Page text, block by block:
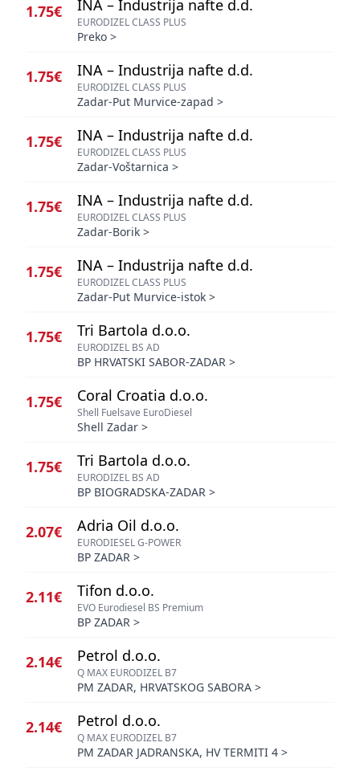
1.75€ INA – Industrija nafte d.d.
EURODIZEL CLASS PLUS
Preko >
1.75€ INA – Industrija nafte d.d.
EURODIZEL CLASS PLUS
Zadar-Put Murvice-zapad >
1.75€ INA – Industrija nafte d.d.
EURODIZEL CLASS PLUS
Zadar-Voštarnica >
1.75€ INA – Industrija nafte d.d.
EURODIZEL CLASS PLUS
Zadar-Borik >
1.75€ INA – Industrija nafte d.d.
EURODIZEL CLASS PLUS
Zadar-Put Murvice-istok >
1.75€ Tri Bartola d.o.o.
EURODIZEL BS AD
BP HRVATSKI SABOR-ZADAR >
1.75€ Coral Croatia d.o.o.
Shell Fuelsave EuroDiesel
Shell Zadar >
1.75€ Tri Bartola d.o.o.
EURODIZEL BS AD
BP BIOGRADSKA-ZADAR >
2.07€ Adria Oil d.o.o.
EURODIESEL G-POWER
BP ZADAR >
2.11€ Tifon d.o.o.
EVO Eurodiesel BS Premium
BP ZADAR >
2.14€ Petrol d.o.o.
Q MAX EURODIZEL B7
PM ZADAR, HRVATSKOG SABORA >
2.14€ Petrol d.o.o.
Q MAX EURODIZEL B7
PM ZADAR JADRANSKA, HV TERMITI 4 >